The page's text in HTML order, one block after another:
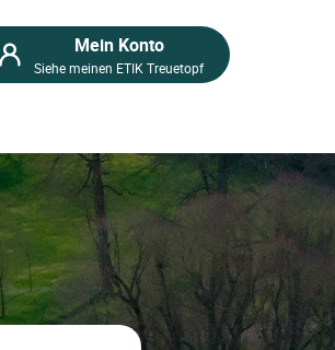
Mein Konto
Siehe meinen ETIK Treuetopf